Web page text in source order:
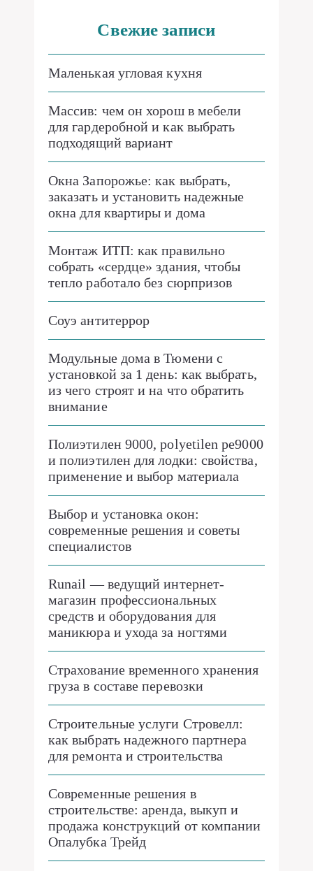
Свежие записи
Маленькая угловая кухня
Массив: чем он хорош в мебели
для гардеробной и как выбрать
подходящий вариант
Окна Запорожье: как выбрать,
заказать и установить надежные
окна для квартиры и дома
Монтаж ИТП: как правильно
собрать «сердце» здания, чтобы
тепло работало без сюрпризов
Соуэ антитеррор
Модульные дома в Тюмени с
установкой за 1 день: как выбрать,
из чего строят и на что обратить
внимание
Полиэтилен 9000, polyetilen pe9000
и полиэтилен для лодки: свойства,
применение и выбор материала
Выбор и установка окон:
современные решения и советы
специалистов
Runail — ведущий интернет-
магазин профессиональных
средств и оборудования для
маникюра и ухода за ногтями
Страхование временного хранения
груза в составе перевозки
Строительные услуги Стровелл:
как выбрать надежного партнера
для ремонта и строительства
Современные решения в
строительстве: аренда, выкуп и
продажа конструкций от компании
Опалубка Трейд